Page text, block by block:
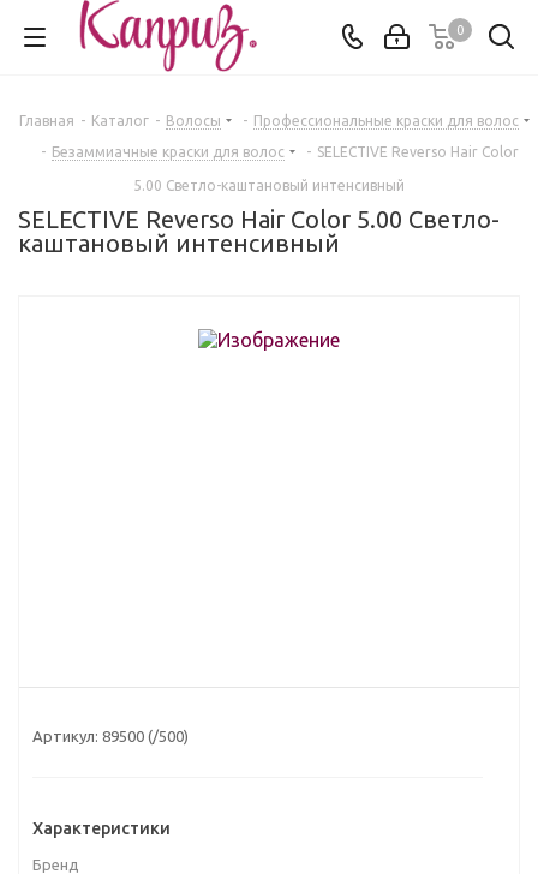
0
Главная - Каталог - Волосы - Профессиональные краски для волос
- Безаммиачные краски для волос - SELECTIVE Reverso Hair Color
5.00 Светло-каштановый интенсивный
SELECTIVE Reverso Hair Color 5.00 Светло-
каштановый интенсивный
Артикул: 89500 (/500)
Характеристики
Бренд